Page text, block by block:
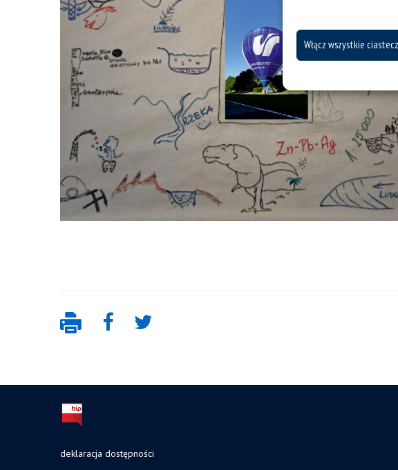
Włącz wszystkie
deklaracja dostępności